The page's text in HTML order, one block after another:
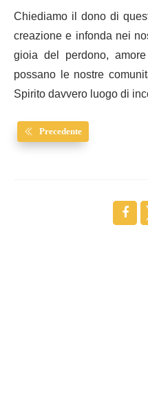
Chiediamo il dono di
creazione e infonda nei
gioia del perdono,
possano le nostre
Spirito davvero luogo di
Precedente